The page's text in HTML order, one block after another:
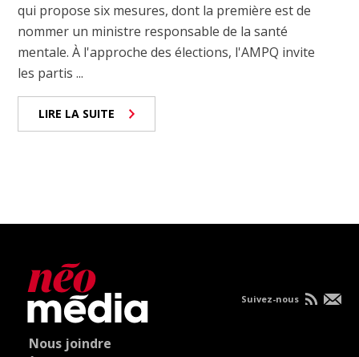
qui propose six mesures, dont la première est de
nommer un ministre responsable de la santé
mentale. À l'approche des élections, l'AMPQ invite
les partis ...
LIRE LA SUITE
Nous joindre
Suivez-nous